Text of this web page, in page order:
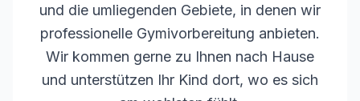
und die umliegenden Gebiete, in denen wir
professionelle Gymivorbereitung anbieten.
Wir kommen gerne zu Ihnen nach Hause
und unterstützen Ihr Kind dort, wo es sich